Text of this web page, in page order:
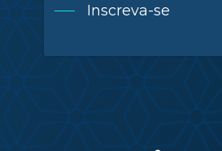
Inscreva-se